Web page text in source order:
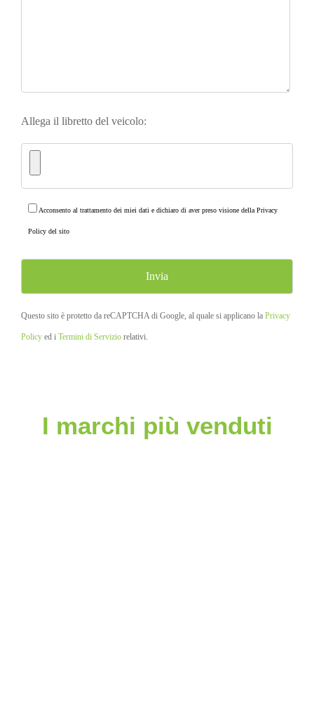
Allega il libretto del veicolo:
Acconsento al trattamento dei miei dati e dichiaro di aver preso visione dellaPrivacy
Policy del sito
Questo sito è protetto da reCAPTCHA di Google, al quale si applicano la Privacy
Policy ed i Termini di Servizio relativi.
I marchi più venduti